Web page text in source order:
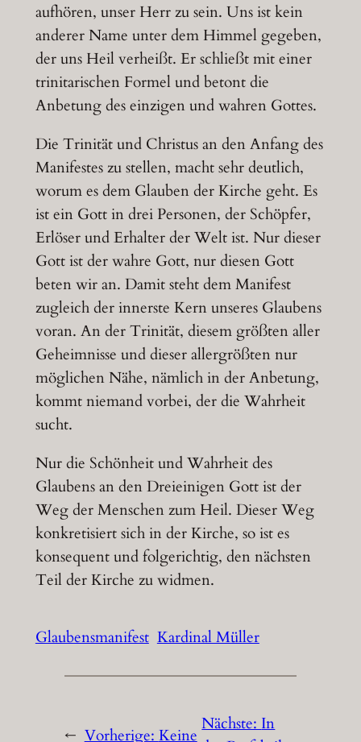
aufhören, unser Herr zu sein. Uns ist kein
anderer Name unter dem Himmel gegeben,
der uns Heil verheißt. Er schließt mit einer
trinitarischen Formel und betont die
Anbetung des einzigen und wahren Gottes.
Die Trinität und Christus an den Anfang des
Manifestes zu stellen, macht sehr deutlich,
worum es dem Glauben der Kirche geht. Es
ist ein Gott in drei Personen, der Schöpfer,
Erlöser und Erhalter der Welt ist. Nur dieser
Gott ist der wahre Gott, nur diesen Gott
beten wir an. Damit steht dem Manifest
zugleich der innerste Kern unseres Glaubens
voran. An der Trinität, diesem größten aller
Geheimnisse und dieser allergrößten nur
möglichen Nähe, nämlich in der Anbetung,
kommt niemand vorbei, der die Wahrheit
sucht.
Nur die Schönheit und Wahrheit des
Glaubens an den Dreieinigen Gott ist der
Weg der Menschen zum Heil. Dieser Weg
konkretisiert sich in der Kirche, so ist es
konsequent und folgerichtig, den nächsten
Teil der Kirche zu widmen.
Glaubensmanifest Kardinal Müller
← Vorherige: Keine
Nächste:In